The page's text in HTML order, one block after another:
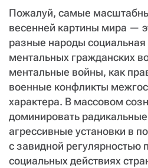
Пожалуй, самые
весенней картины мира —
разные народы
ментальных гражданских
ментальные войны, как
военные конфликты
характера. В массовом
доминировать
агрессивные установки в
с завидной регулярностью
социальных действиях